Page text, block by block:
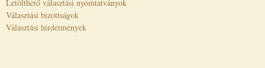
Letölthető választási nyomtatványok
Választási bizottságok
Választási hirdetmények